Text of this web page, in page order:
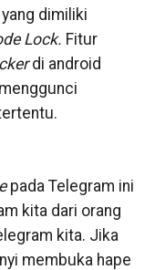
dimiliki
Lock. Fitur
di android
pada Telegram ini
kita dari orang
kita. Jika
membuka hape